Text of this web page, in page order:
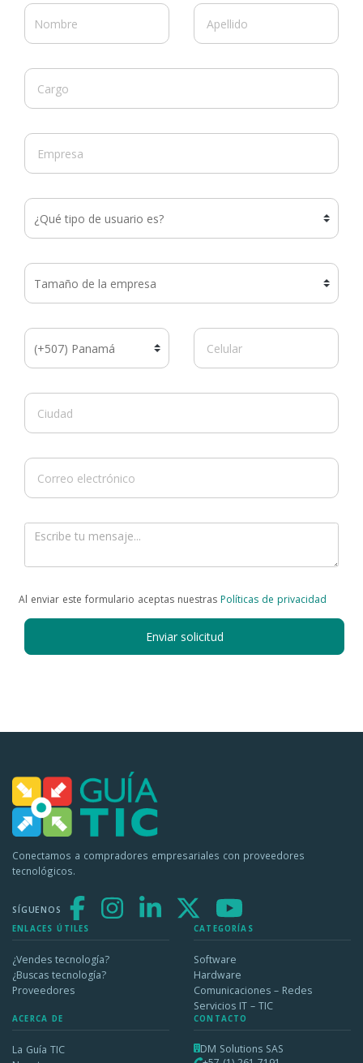
Al enviar este formulario aceptas nuestras Políticas de privacidad
Enviar solicitud
Conectamos a compradores empresariales con proveedores
tecnológicos.
SÍGUENOS
ENLACES ÚTILES
¿Vendes tecnología?
¿Buscas tecnología?
Proveedores
CATEGORÍAS
Software
Hardware
Comunicaciones – Redes
Servicios IT – TIC
ACERCA DE
La Guía TIC
CONTACTO
DM Solutions SAS